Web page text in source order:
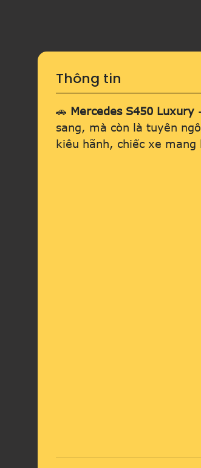
Thông tin
🚗 Mercedes S450 Luxury
sang, mà còn là tuyên
kiêu hãnh, chiếc xe